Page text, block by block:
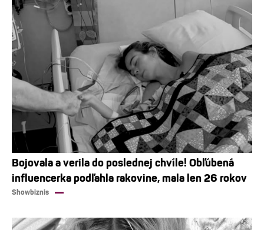
Bojovala a verila do poslednej chvíle! Obľúbená
influencerka podľahla rakovine, mala len 26 rokov
Showbiznis